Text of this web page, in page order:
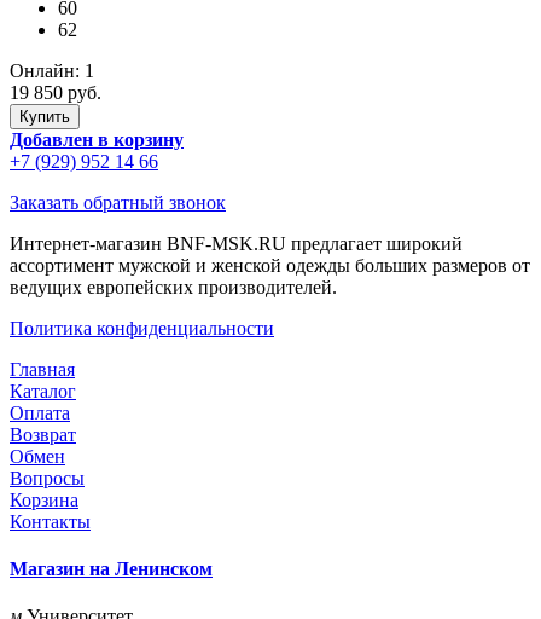
60
62
Онлайн: 1
19 850 руб.
Добавлен в корзину
+7 (929) 952 14 66
Заказать обратный звонок
Интернет-магазин BNF-MSK.RU предлагает широкий
ассортимент мужской и женской одежды больших размеров от
ведущих европейских производителей.
Политика конфиденциальности
Главная
Каталог
Оплата
Возврат
Обмен
Вопросы
Корзина
Контакты
Магазин на Ленинском